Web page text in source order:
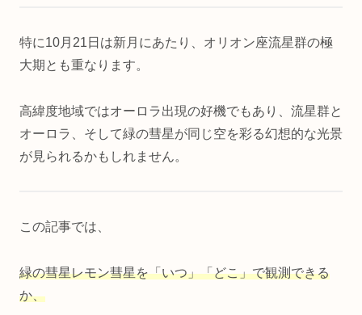
特に10月21日は新月にあたり、オリオン座流星群の極
大期とも重なります。
高緯度地域ではオーロラ出現の好機でもあり、流星群と
オーロラ、そして緑の彗星が同じ空を彩る幻想的な光景
が見られるかもしれません。
この記事では、
緑の彗星レモン彗星を「いつ」「どこ」で観測できる
か、